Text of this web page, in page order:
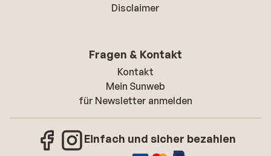
Disclaimer
Fragen & Kontakt
Kontakt
Mein Sunweb
für Newsletter anmelden
Einfach und sicher bezahlen